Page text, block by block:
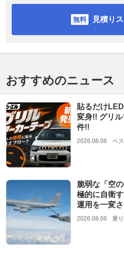
見積り
おすすめのニュース
貼るだけ
変身!! グリ
件!!
2026.08.06 ベ
脆弱な「空
極的に自衛
運用を一変
2026.08.06 乗